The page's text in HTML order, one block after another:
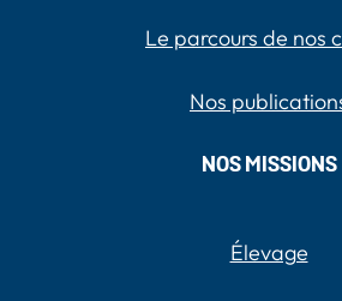
Le parcours de nos
Nos
NOS MISSIONS
Élevage